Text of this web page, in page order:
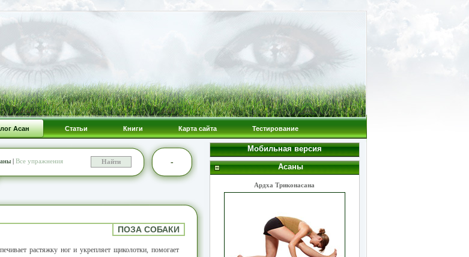
Асан Статьи Книги Карта сайта Тестирование
| Все упражнения -
ПОЗА СОБАКИ
растяжку ног и укрепляет щиколотки, помогает
Мобильная версия
Асаны
Ардха Триконасана